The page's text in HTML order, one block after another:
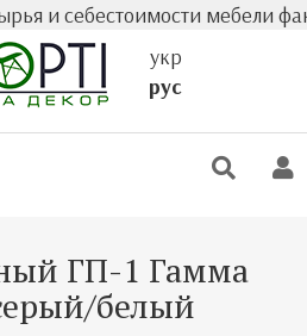
мебели
укр
рус
ГП-1 Гамма
белый